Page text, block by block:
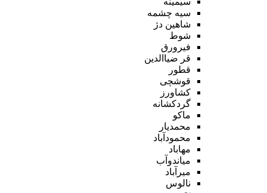
سیه چشمه
شاهین دژ
شوط
فیرورق
قر ضیاالدین
قطور
قوشچی
کشاورز
گردکشانه
ماکو
محمدیار
محمودآباد
مهاباد
میاندوآب
میرآباد
نالوس